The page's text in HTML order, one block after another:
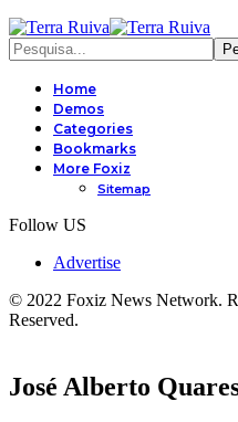
Home
Demos
Categories
Bookmarks
More Foxiz
Sitemap
Follow US
Advertise
© 2022 Foxiz News Network.
Reserved.
José Alberto